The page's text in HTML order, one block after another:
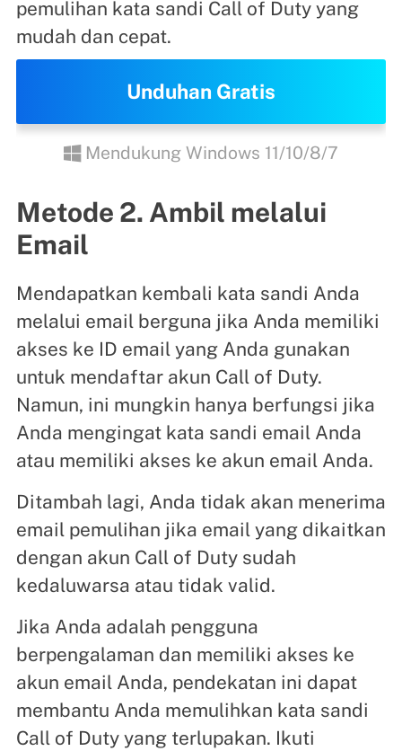
pemulihan kata sandi Call of Duty yang
mudah dan cepat.
Unduhan Gratis
Mendukung Windows 11/10/8/7
Metode 2. Ambil melalui
Email
Mendapatkan kembali kata sandi Anda
melalui email berguna jika Anda memiliki
akses ke ID email yang Anda gunakan
untuk mendaftar akun Call of Duty.
Namun, ini mungkin hanya berfungsi jika
Anda mengingat kata sandi email Anda
atau memiliki akses ke akun email Anda.
Ditambah lagi, Anda tidak akan menerima
email pemulihan jika email yang dikaitkan
dengan akun Call of Duty sudah
kedaluwarsa atau tidak valid.
Jika Anda adalah pengguna
berpengalaman dan memiliki akses ke
akun email Anda, pendekatan ini dapat
membantu Anda memulihkan kata sandi
Call of Duty yang terlupakan. Ikuti